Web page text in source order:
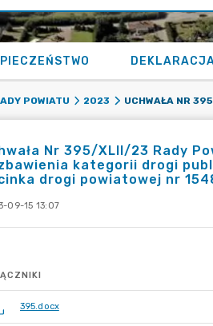
POWIATU 2023
Nr 395/XLII/23 Rady
kategorii drogi
drogi powiatowej nr
09-15 13:07
395.docx